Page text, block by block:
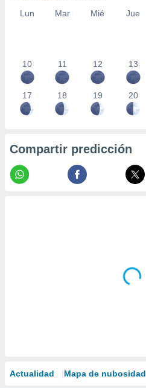
Lun Mar Mié Jue
10 11 12 13
17 18 19 20
Compartir predicción
Actualidad Mapa de nubosidad